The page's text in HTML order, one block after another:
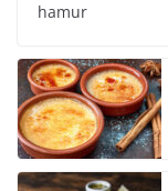
hamur